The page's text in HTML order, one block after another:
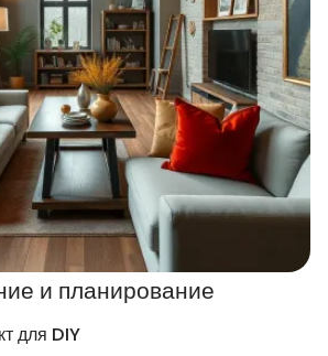
и планирование
для DIY